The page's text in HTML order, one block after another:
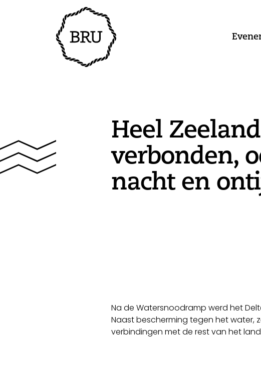
Heel Zeeland
verbonden,
nacht en
Na de Watersnoodramp werd het
Naast bescherming tegen het water,
verbindingen met de rest van het